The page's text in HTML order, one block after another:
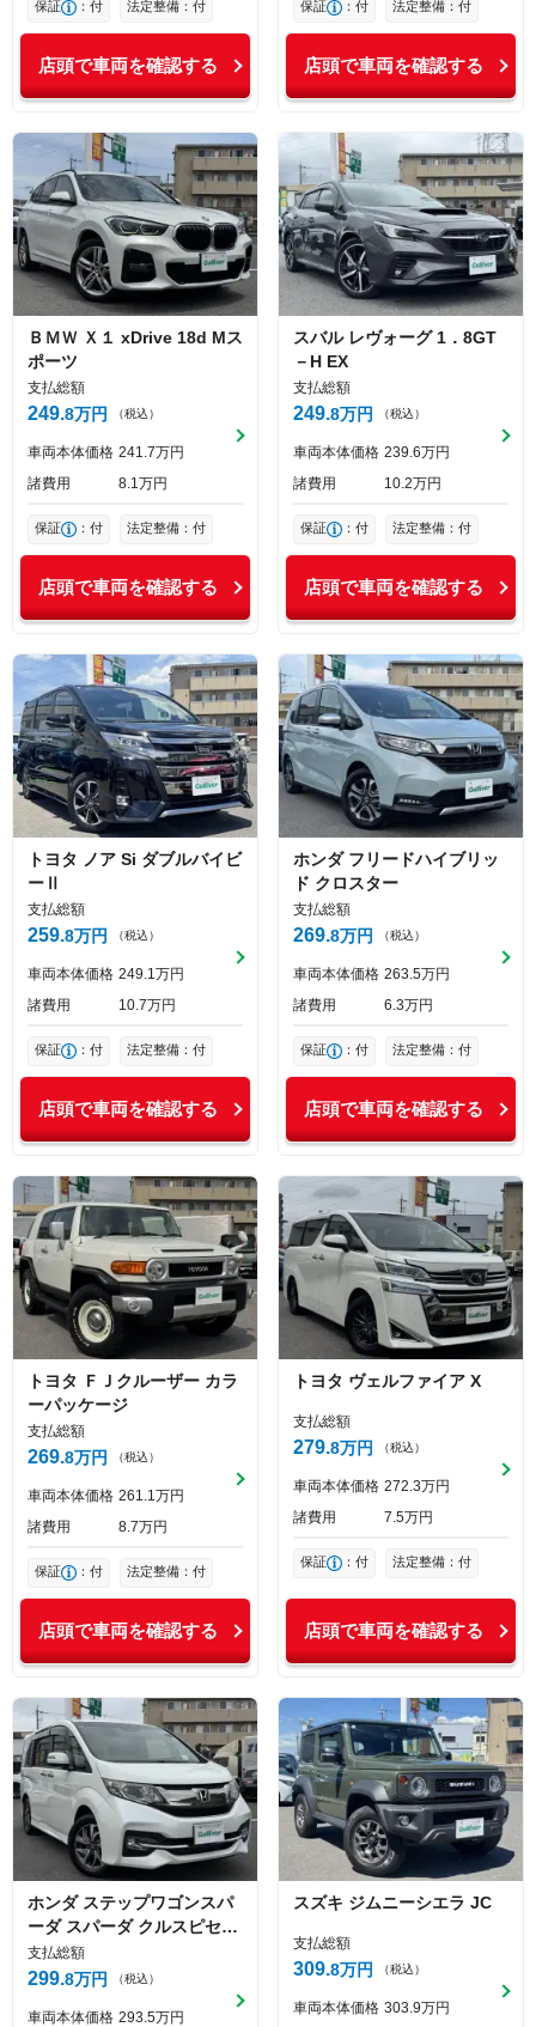
保証 ：付 法定整備：付
店頭で車両を確認する
保証 ：付 法定整備：付
店頭で車両を確認する
ＢＭＷ Ｘ１ xDrive 18d Mス
ポーツ
支払総額
249 8万円 （税込）
車両本体価格 241 7万円
諸費用
8 1万円
保証 ：付 法定整備：付
店頭で車両を確認する
スバル レヴォーグ 1．8GT
－H EX
支払総額
249 8万円 （税込）
車両本体価格 239 6万円
諸費用
10 2万円
保証 ：付 法定整備：付
店頭で車両を確認する
トヨタ ノア Si ダブルバイビ
ーⅡ
支払総額
259 8万円 （税込）
車両本体価格 249 1万円
諸費用
10 7万円
保証 ：付 法定整備：付
店頭で車両を確認する
ホンダ フリードハイブリッ
ド クロスター
支払総額
269 8万円 （税込）
車両本体価格 263 5万円
諸費用
6 3万円
保証 ：付 法定整備：付
店頭で車両を確認する
トヨタ ＦＪクルーザー カラ
ーパッケージ
支払総額
269 8万円 （税込）
車両本体価格 261 1万円
諸費用
8 7万円
保証 ：付 法定整備：付
店頭で車両を確認する
トヨタ ヴェルファイア X
支払総額
279 8万円 （税込）
車両本体価格 272 3万円
諸費用
7 5万円
保証 ：付 法定整備：付
店頭で車両を確認する
ホンダ ステップワゴンスパ
ーダ スパーダ クルスピセン
シング
支払総額
299 8万円 （税込）
車両本体価格 293 5万円
スズキ ジムニーシエラ JC
支払総額
309 8万円 （税込）
車両本体価格 303 9万円